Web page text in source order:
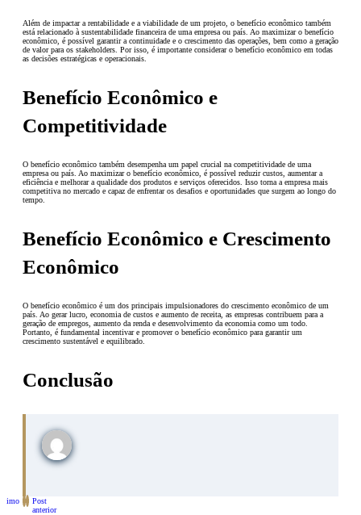
Além de impactar a rentabilidade e a viabilidade de um projeto, o benefício econômico também
está relacionado à sustentabilidade financeira de uma empresa ou país. Ao maximizar o benefício
econômico, é possível garantir a continuidade e o crescimento das operações, bem como a geração
de valor para os stakeholders. Por isso, é importante considerar o benefício econômico em todas
as decisões estratégicas e operacionais.
Benefício Econômico e
Competitividade
O benefício econômico também desempenha um papel crucial na competitividade de uma
empresa ou país. Ao maximizar o benefício econômico, é possível reduzir custos, aumentar a
eficiência e melhorar a qualidade dos produtos e serviços oferecidos. Isso torna a empresa mais
competitiva no mercado e capaz de enfrentar os desafios e oportunidades que surgem ao longo do
tempo.
Benefício Econômico e Crescimento
Econômico
O benefício econômico é um dos principais impulsionadores do crescimento econômico de um
país. Ao gerar lucro, economia de custos e aumento de receita, as empresas contribuem para a
geração de empregos, aumento da renda e desenvolvimento da economia como um todo.
Portanto, é fundamental incentivar e promover o benefício econômico para garantir um
crescimento sustentável e equilibrado.
Conclusão
Post
anterior